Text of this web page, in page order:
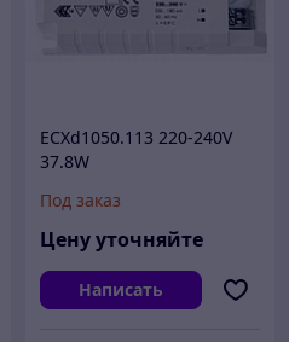
ECXd1050.113 220-240V
37.8W
Под заказ
Цену уточняйте
Написать